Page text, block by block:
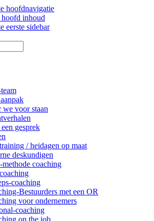
hoofdnavigatie
inhoud
eerste sidebar
we voor staan
gesprek
/ heidagen op maat
deskundigen
coaching
coaching
Bestuurders met een OR
voor ondernemers
coaching
on the job